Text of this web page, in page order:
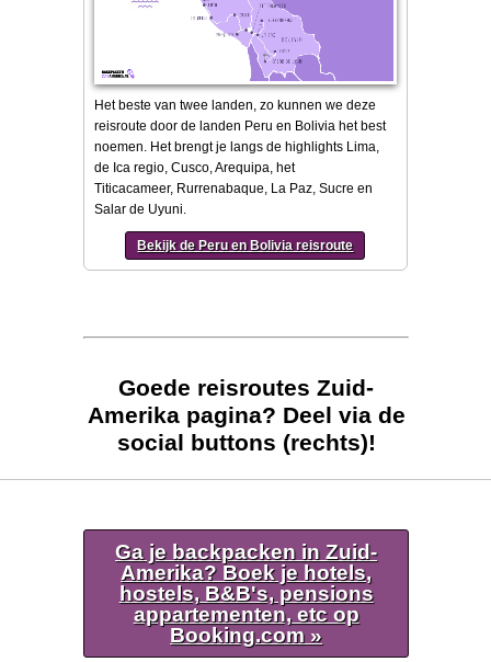
Het beste van twee landen, zo kunnen we deze
reisroute door de landen Peru en Bolivia het best
noemen. Het brengt je langs de highlights Lima,
de Ica regio, Cusco, Arequipa, het
Titicacameer, Rurrenabaque, La Paz, Sucre en
Salar de Uyuni.
Bekijk de Peru en Bolivia reisroute
Goede reisroutes Zuid-
Amerika pagina? Deel via de
social buttons (rechts)!
Ga je backpacken in Zuid-
Amerika? Boek je hotels,
hostels, B&B's, pensions
appartementen, etc op
Booking.com »